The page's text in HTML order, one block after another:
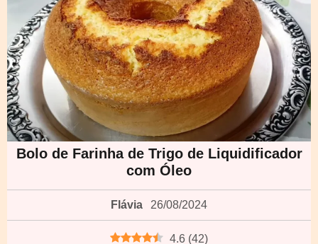
Bolo de Farinha de Trigo de Liquidificador
com Óleo
Flávia 26/08/2024
4.6 (42)